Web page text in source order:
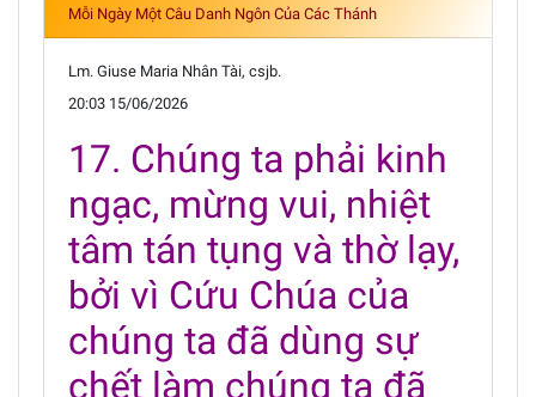
Mỗi Ngày Một Câu Danh Ngôn Của Các Thánh
Lm. Giuse Maria Nhân Tài, csjb.
20:03 15/06/2026
17. Chúng ta phải kinh
ngạc, mừng vui, nhiệt
tâm tán tụng và thờ lạy,
bởi vì Cứu Chúa của
chúng ta đã dùng sự
chết làm chúng ta đã